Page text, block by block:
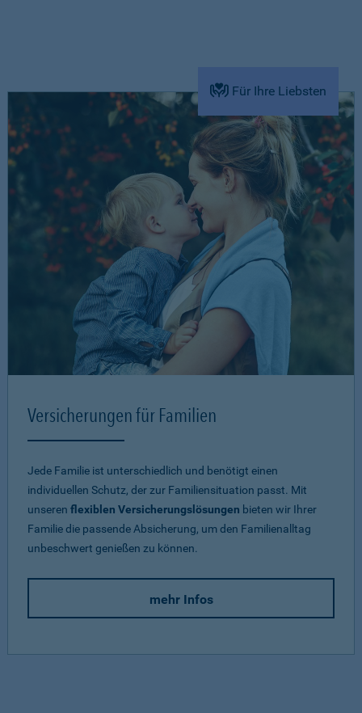
Für Ihre Liebsten
Versicherungen für Familien
Jede Familie ist unterschiedlich und benötigt einen
individuellen Schutz, der zur Familiensituation passt. Mit
unseren flexiblen Versicherungslösungen bieten wir Ihrer
Familie die passende Absicherung, um den Familienalltag
unbeschwert genießen zu können.
mehr Infos